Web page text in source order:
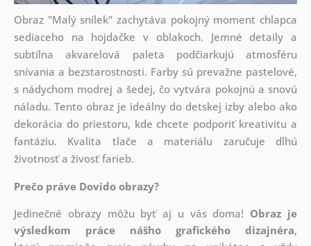
Obraz "Malý snílek" zachytáva pokojný moment chlapca
sediaceho na hojdačke v oblakoch. Jemné detaily a
subtílna akvarelová paleta podčiarkujú atmosféru
snívania a bezstarostnosti. Farby sú prevažne pastelové,
s nádychom modrej a šedej, čo vytvára pokojnú a snovú
náladu. Tento obraz je ideálny do detskej izby alebo ako
dekorácia do priestoru, kde chcete podporiť kreativitu a
fantáziu. Kvalita tlače a materiálu zaručuje dlhú
životnosť a živosť farieb.
Prečo práve Dovido obrazy?
Jedinečné obrazy môžu byť aj u vás doma! Obraz je
výsledkom práce nášho grafického dizajnéra,